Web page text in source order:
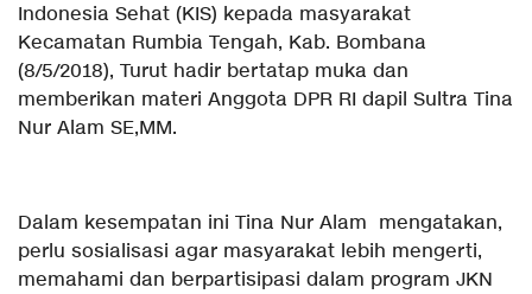
Indonesia Sehat (KIS) kepada masyarakat
Kecamatan Rumbia Tengah, Kab. Bombana
(8/5/2018), Turut hadir bertatap muka dan
memberikan materi Anggota DPR RI dapil Sultra Tina
Nur Alam SE,MM.
Dalam kesempatan ini Tina Nur Alam mengatakan,
perlu sosialisasi agar masyarakat lebih mengerti,
memahami dan berpartisipasi dalam program JKN